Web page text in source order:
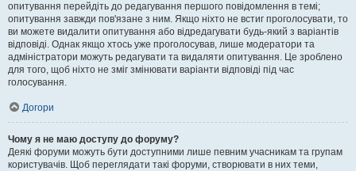
опитування перейдіть до редагування першого повідомлення в темі;
опитування завжди пов'язане з ним. Якщо ніхто не встиг проголосувати, то
ви можете видалити опитування або відредагувати будь-який з варіантів
відповіді. Однак якщо хтось уже проголосував, лише модератори та
адміністратори можуть редагувати та видаляти опитування. Це зроблено
для того, щоб ніхто не зміг змінювати варіанти відповіді під час
голосування.
Догори
Чому я не маю доступу до форуму?
Деякі форуми можуть бути доступними лише певним учасникам та групам
користувачів. Щоб переглядати такі форуми, створювати в них теми,